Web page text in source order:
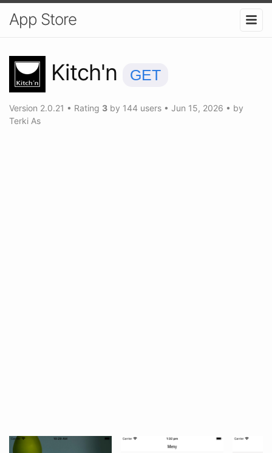
App Store
Kitch'n GET
Version 2.0.21 • Rating 3 by 144 users • Jun 15, 2026 • by
Terki As